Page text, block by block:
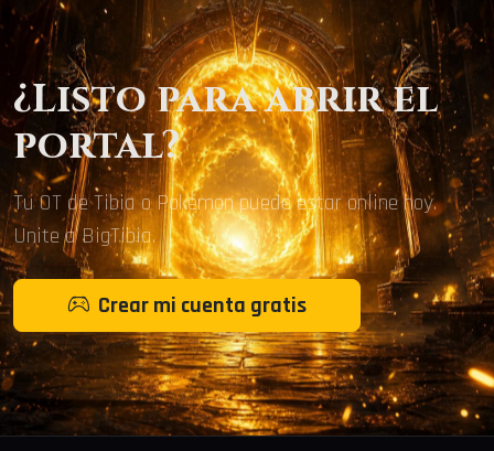
¿Listo para abrir el
portal?
Tu OT de Tibia o Pokémon puede estar online hoy.
Unite a BigTibia.
Crear mi cuenta gratis